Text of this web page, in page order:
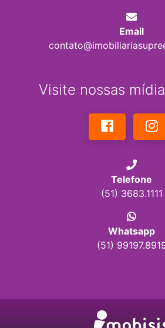
Email
Visite nossas
Telefone
(51) 3683.1111
Whatsapp
(51)